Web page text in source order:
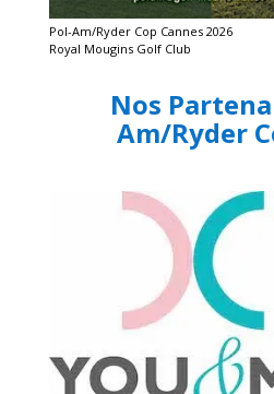
Pol-Am/Ryder Cop Cannes 2026
Royal Mougins Golf Club
Nos
Am/Ryder